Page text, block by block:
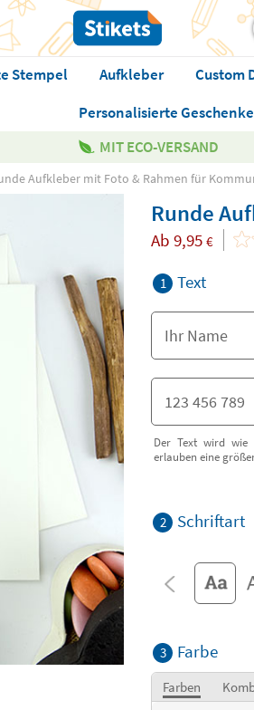
Stempel Aufkleber Custom
Personalisierte Geschenke
MIT ECO-VERSAND
Aufkleber mit Foto & Rahmen für
Runde
Ab 9,95 €
1 Text
Der Text wird wie
erlauben eine
2 Schriftart
3 Farbe
Farben